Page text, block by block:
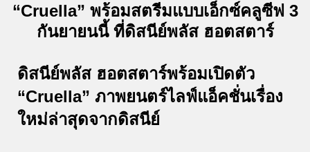
“Cruella” พร้อมสตรีมแบบเอ็กซ์คลูซีฟ 3
กันยายนนี้ ที่ดิสนีย์พลัส ฮอตสตาร์
ดิสนีย์พลัส ฮอตสตาร์พร้อมเปิดตัว
“Cruella” ภาพยนตร์ไลฟ์แอ็คชั่นเรื่อง
ใหม่ล่าสุดจากดิสนีย์